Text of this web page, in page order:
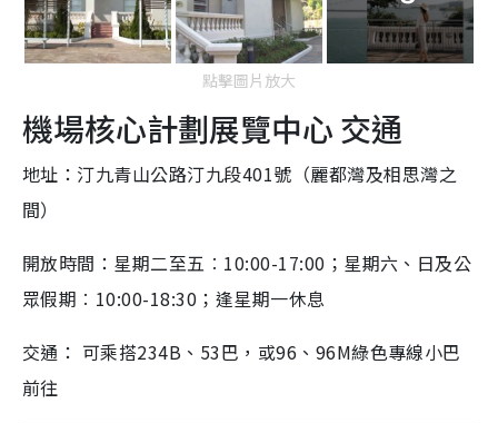
點擊圖片放大
機場核心計劃展覽中心 交通
地址：汀九青山公路汀九段401號（麗都灣及相思灣之
間）
開放時間：星期二至五︰10:00-17:00；星期六、日及公
眾假期︰10:00-18:30；逢星期一休息
交通： 可乘搭234B、53巴，或96、96M綠色專線小巴
前往